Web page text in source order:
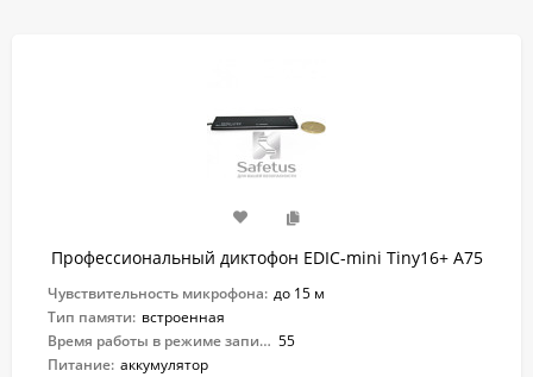
Профессиональный диктофон EDIC-mini Tiny16+ A75
Чувствительность микрофона: до 15 м
Тип памяти: встроенная
Время работы в режиме записи: 55
Питание: аккумулятор